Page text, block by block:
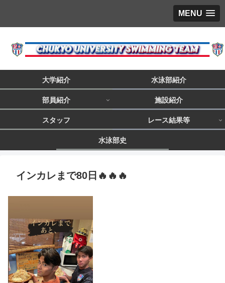
MENU
大学紹介 水泳部紹介
部員紹介 施設紹介
スタッフ レース結果等
水泳部史
インカレまで80日🔥🔥🔥